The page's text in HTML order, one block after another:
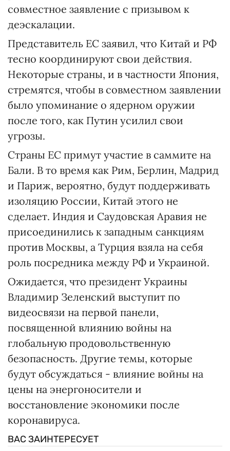
совместное заявление с призывом к
деэскалации.
Представитель ЕС заявил, что Китай и РФ
тесно координируют свои действия.
Некоторые страны, и в частности Япония,
стремятся, чтобы в совместном заявлении
было упоминание о ядерном оружии
после того, как Путин усилил свои
угрозы.
Страны ЕС примут участие в саммите на
Бали. В то время как Рим, Берлин, Мадрид
и Париж, вероятно, будут поддерживать
изоляцию России, Китай этого не
сделает. Индия и Саудовская Аравия не
присоединились к западным санкциям
против Москвы, а Турция взяла на себя
роль посредника между РФ и Украиной.
Ожидается, что президент Украины
Владимир Зеленский выступит по
видеосвязи на первой панели,
посвященной влиянию войны на
глобальную продовольственную
безопасность. Другие темы, которые
будут обсуждаться - влияние войны на
цены на энергоносители и
восстановление экономики после
коронавируса.
ВАС ЗАИНТЕРЕСУЕТ